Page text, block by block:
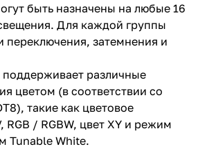
быть назначены на любые 16
Для каждой группы
переключения, затемнения и
различные
цветом (в соответствии со
такие как цветовое
RGB / RGBW, цвет XY и режим
Tunable White.